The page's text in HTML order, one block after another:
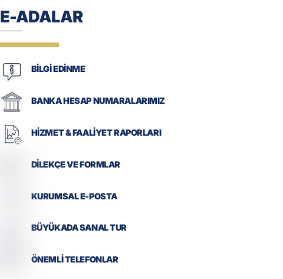
E-ADALAR
BİLGİ EDİNME
BANKA HESAP NUMARALARIMIZ
HİZMET & FAALİYET RAPORLARI
DİLEKÇE VE FORMLAR
KURUMSAL E-POSTA
BÜYÜKADA SANAL TUR
ÖNEMLİ TELEFONLAR